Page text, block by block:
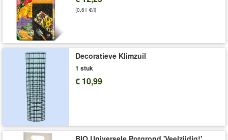
Art.nr.:8206
Levering omvat:
(0,61 €/l)
Decoratieve Klimzuil
1 stuk
€ 10,99